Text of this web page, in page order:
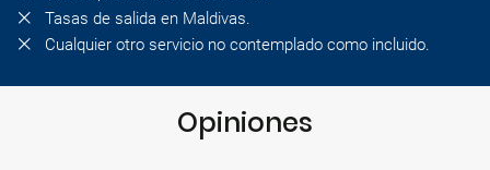
Tasas de salida en Maldivas.
Cualquier otro servicio no contemplado como incluido.
Opiniones